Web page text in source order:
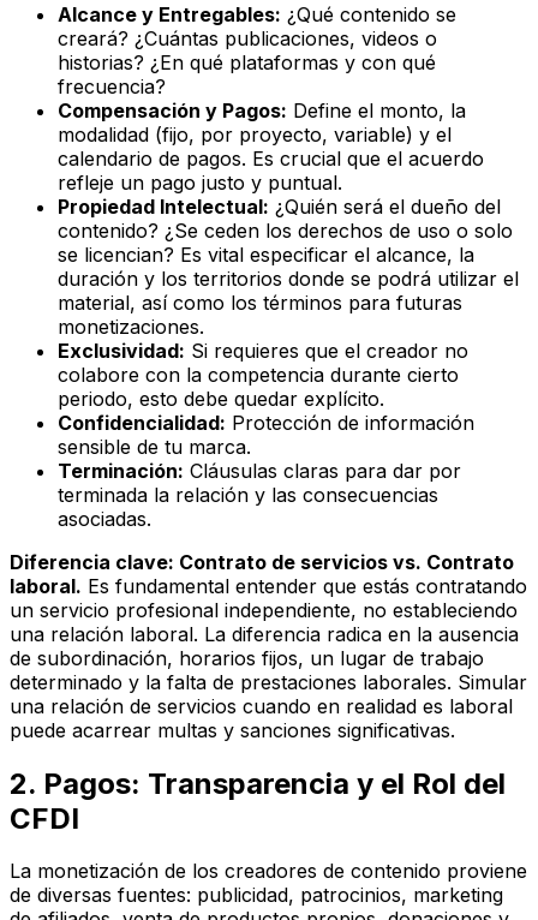
Alcance y Entregables: ¿Qué contenido se
creará? ¿Cuántas publicaciones, videos o
historias? ¿En qué plataformas y con qué
frecuencia?
Compensación y Pagos: Define el monto, la
modalidad (fijo, por proyecto, variable) y el
calendario de pagos. Es crucial que el acuerdo
refleje un pago justo y puntual.
Propiedad Intelectual: ¿Quién será el dueño del
contenido? ¿Se ceden los derechos de uso o solo
se licencian? Es vital especificar el alcance, la
duración y los territorios donde se podrá utilizar el
material, así como los términos para futuras
monetizaciones.
Exclusividad: Si requieres que el creador no
colabore con la competencia durante cierto
periodo, esto debe quedar explícito.
Confidencialidad: Protección de información
sensible de tu marca.
Terminación: Cláusulas claras para dar por
terminada la relación y las consecuencias
asociadas.
Diferencia clave: Contrato de servicios vs. Contrato
laboral. Es fundamental entender que estás contratando
un servicio profesional independiente, no estableciendo
una relación laboral. La diferencia radica en la ausencia
de subordinación, horarios fijos, un lugar de trabajo
determinado y la falta de prestaciones laborales. Simular
una relación de servicios cuando en realidad es laboral
puede acarrear multas y sanciones significativas.
2. Pagos: Transparencia y el Rol del
CFDI
La monetización de los creadores de contenido proviene
de diversas fuentes: publicidad, patrocinios, marketing